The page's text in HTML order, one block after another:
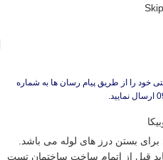
خود را از طریق پیام رسان ها به شماره